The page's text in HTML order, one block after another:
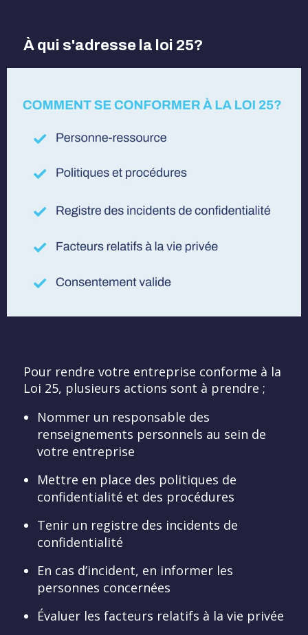
À qui s'adresse la loi 25?
Pour rendre votre entreprise conforme à la
Loi 25, plusieurs actions sont à prendre ;
Nommer un responsable des
renseignements personnels au sein de
votre entreprise
Mettre en place des politiques de
confidentialité et des procédures
Tenir un registre des incidents de
confidentialité
En cas d’incident, en informer les
personnes concernées
Évaluer les facteurs relatifs à la vie privée